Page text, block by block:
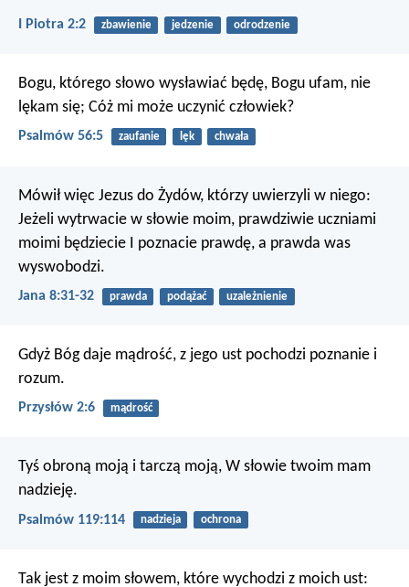
I Piotra 2:2 zbawienie jedzenie odrodzenie
Bogu, którego słowo wysławiać będę, Bogu ufam, nie
lękam się; Cóż mi może uczynić człowiek?
Psalmów 56:5 zaufanie lęk chwała
Mówił więc Jezus do Żydów, którzy uwierzyli w niego:
Jeżeli wytrwacie w słowie moim, prawdziwie uczniami
moimi będziecie I poznacie prawdę, a prawda was
wyswobodzi.
Jana 8:31-32 prawda podążać uzależnienie
Gdyż Bóg daje mądrość, z jego ust pochodzi poznanie i
rozum.
Przysłów 2:6 mądrość
Tyś obroną moją i tarczą moją, W słowie twoim mam
nadzieję.
Psalmów 119:114 nadzieja ochrona
Tak jest z moim słowem, które wychodzi z moich ust: